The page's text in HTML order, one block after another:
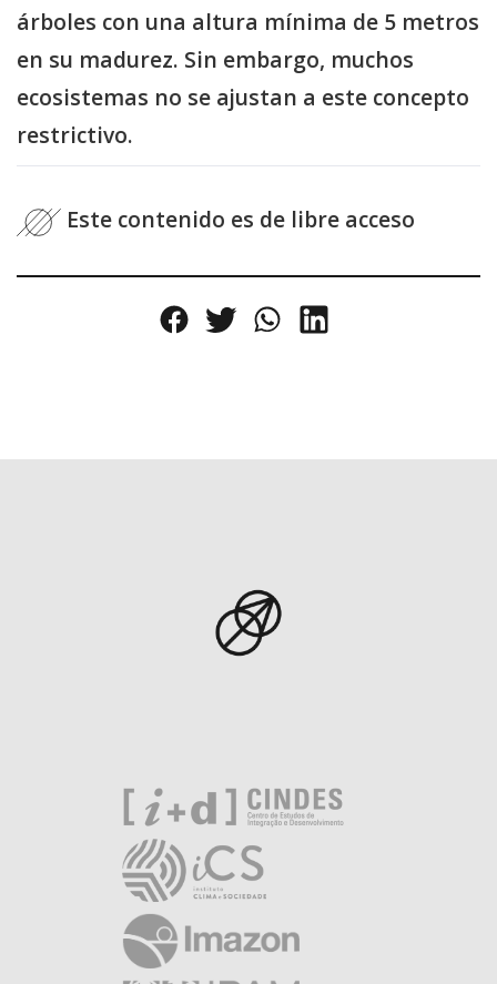
árboles con una altura mínima de 5 metros
en su madurez. Sin embargo, muchos
ecosistemas no se ajustan a este concepto
restrictivo.
Este contenido es de libre acceso